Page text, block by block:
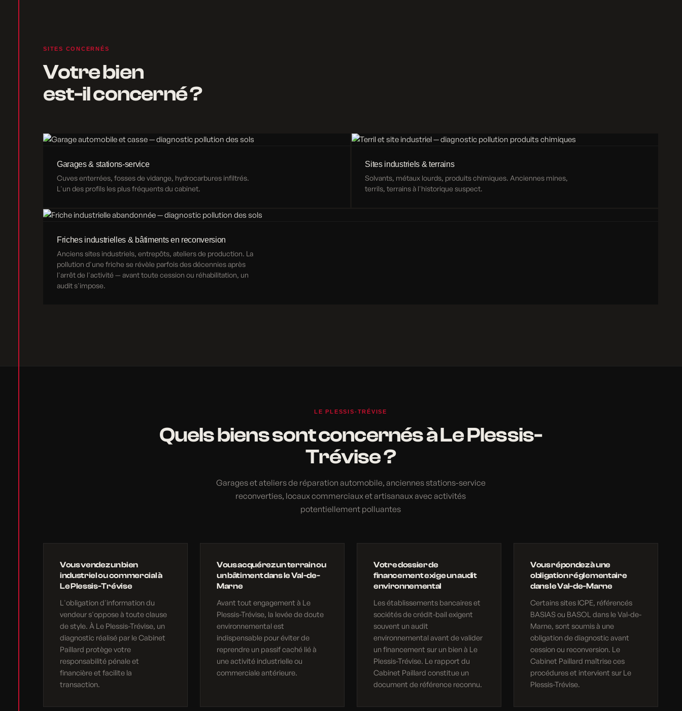
SITES CONCERNÉS
Votre bien
est-il concerné ?
Garages & stations-service
Cuves enterrées, fosses de vidange, hydrocarbures infiltrés.
L'un des profils les plus fréquents du cabinet.
Sites industriels & terrains
Solvants, métaux lourds, produits chimiques. Anciennes mines,
terrils, terrains à l'historique suspect.
Friches industrielles & bâtiments en reconversion
Anciens sites industriels, entrepôts, ateliers de production. La
pollution d'une friche se révèle parfois des décennies après
l'arrêt de l'activité — avant toute cession ou réhabilitation, un
audit s'impose.
LE PLESSIS-TRÉVISE
Quels biens sont concernés à Le Plessis-
Trévise ?
Garages et ateliers de réparation automobile, anciennes stations-service
reconverties, locaux commerciaux et artisanaux avec activités
potentiellement polluantes
Vous vendez un bien
industriel ou commercial à
Le Plessis-Trévise
L'obligation d'information du
vendeur s'oppose à toute clause
de style. À Le Plessis-Trévise, un
diagnostic réalisé par le Cabinet
Paillard protège votre
responsabilité pénale et
financière et facilite la
transaction.
Vous acquérez un terrain ou
un bâtiment dans le Val-de-
Marne
Avant tout engagement à Le
Plessis-Trévise, la levée de doute
environnemental est
indispensable pour éviter de
reprendre un passif caché lié à
une activité industrielle ou
commerciale antérieure.
Votre dossier de
financement exige un audit
environnemental
Les établissements bancaires et
sociétés de crédit-bail exigent
souvent un audit
environnemental avant de valider
un financement sur un bien à Le
Plessis-Trévise. Le rapport du
Cabinet Paillard constitue un
document de référence reconnu.
Vous répondez à une
obligation réglementaire
dans le Val-de-Marne
Certains sites ICPE, référencés
BASIAS ou BASOL dans le Val-de-
Marne, sont soumis à une
obligation de diagnostic avant
cession ou reconversion. Le
Cabinet Paillard maîtrise ces
procédures et intervient sur Le
Plessis-Trévise.